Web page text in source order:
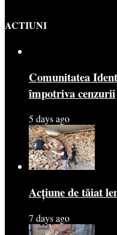
ACTIUNI
Comunitatea
împotriva cenzurii
5 days ago
Acțiune de tăiat
7 days ago